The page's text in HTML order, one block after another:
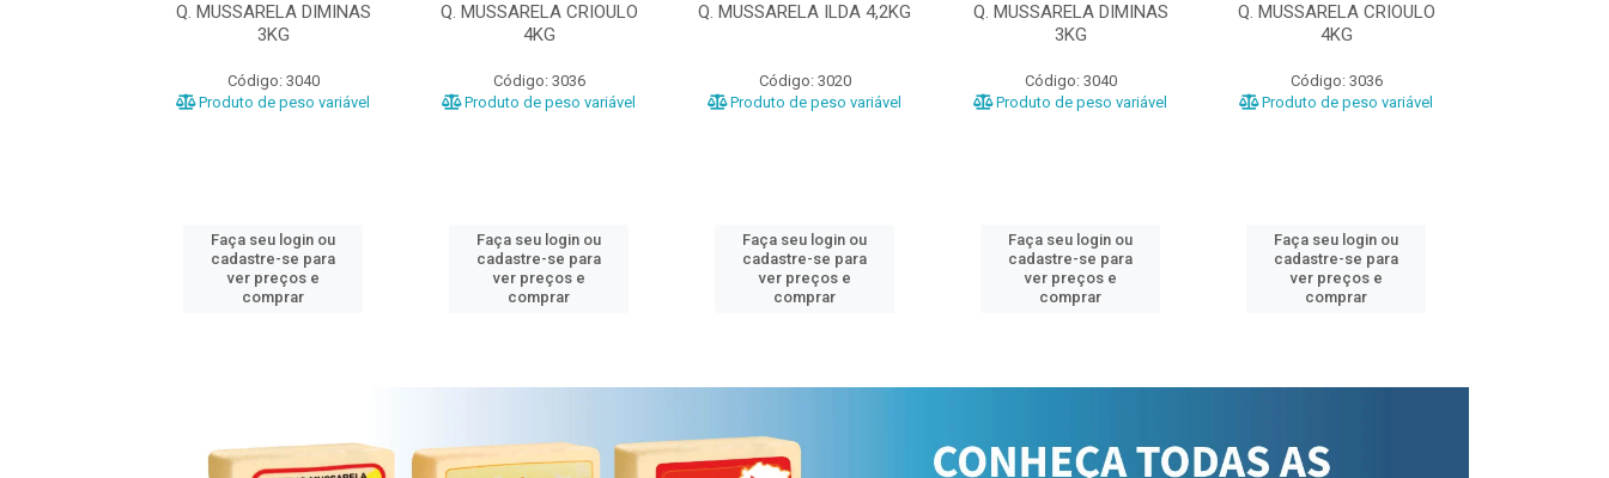
Q. MUSSARELA DIMINAS
3KG
Código: 3040
Produto de peso variável
Faça seu login ou
cadastre-se para
ver preços e
comprar
Q. MUSSARELA CRIOULO
4KG
Código: 3036
Produto de peso variável
Faça seu login ou
cadastre-se para
ver preços e
comprar
Q. MUSSARELA ILDA 4,2KG
Código: 3020
Produto de peso variável
Faça seu login ou
cadastre-se para
ver preços e
comprar
Q. MUSSARELA DIMINAS
3KG
Código: 3040
Produto de peso variável
Faça seu login ou
cadastre-se para
ver preços e
comprar
Q. MUSSARELA CRIOULO
4KG
Código: 3036
Produto de peso variável
Faça seu login ou
cadastre-se para
ver preços e
comprar